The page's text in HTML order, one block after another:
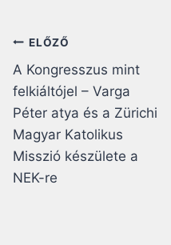
Bejegyzés
navigáció
ELŐZŐ
A Kongresszus mint
felkiáltójel – Varga
Péter atya és a Zürichi
Magyar Katolikus
Misszió készülete a
NEK-re